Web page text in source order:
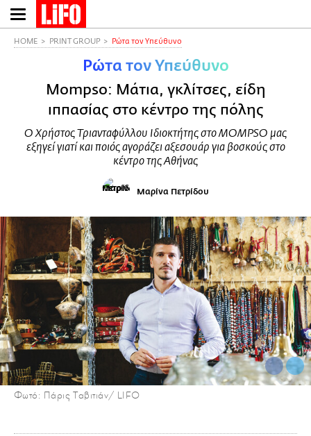
Παράκαμψη
προς
HOME PRINT GROUP Ρώτα τον Υπεύθυνο
Ρώτα τον Υπεύθυνο
Mompso: Μάτια, γκλίτσες, είδη
ιππασίας στο κέντρο της πόλης
O Χρήστος Τριανταφύλλου Ιδιοκτήτης στο MOMPSO μας
εξηγεί γιατί και ποιός αγοράζει αξεσουάρ για βοσκούς στο
κέντρο της Αθήνας
Μαρίνα Πετρίδου
Φωτό: Πάρις Tαβιτιάν/ LIFO